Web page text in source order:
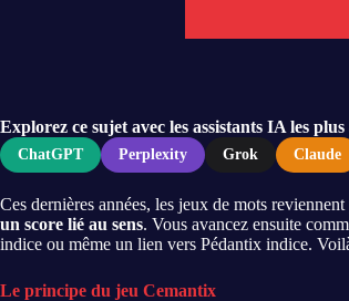
Explorez ce sujet avec les assistants IA les plus
ChatGPT Perplexity Grok Claude
Ces dernières années, les jeux de mots
un score lié au sens. Vous avancez ensuite
indice ou même un lien vers Pédantix indice.
Le principe du jeu Cemantix